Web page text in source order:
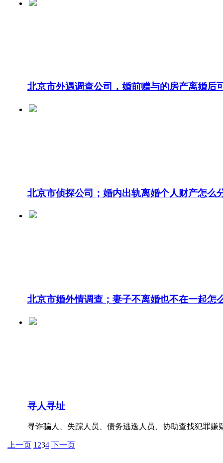
北京市外遇调查公司，婚前赠与的房产离婚后
北京市侦探公司；婚内出轨离婚个人财产怎么
北京市婚外情调查；妻子不离婚也不在一起怎
寻人寻址
寻诈骗人、失踪人员、债务逃逸人员、协助查找犯罪
上一页 1 234 下一页